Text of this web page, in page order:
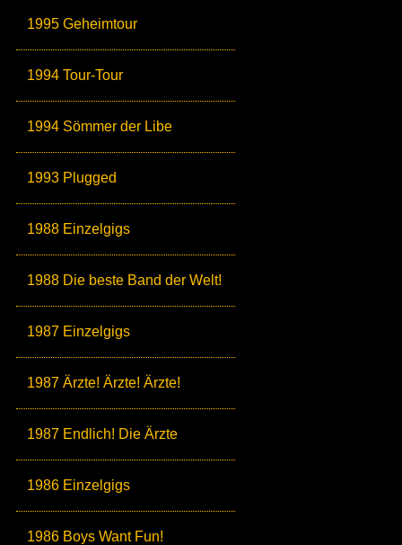
1995 Geheimtour
1994 Tour-Tour
1994 Sömmer der Libe
1993 Plugged
1988 Einzelgigs
1988 Die beste Band der Welt!
1987 Einzelgigs
1987 Ärzte! Ärzte! Ärzte!
1987 Endlich! Die Ärzte
1986 Einzelgigs
1986 Boys Want Fun!